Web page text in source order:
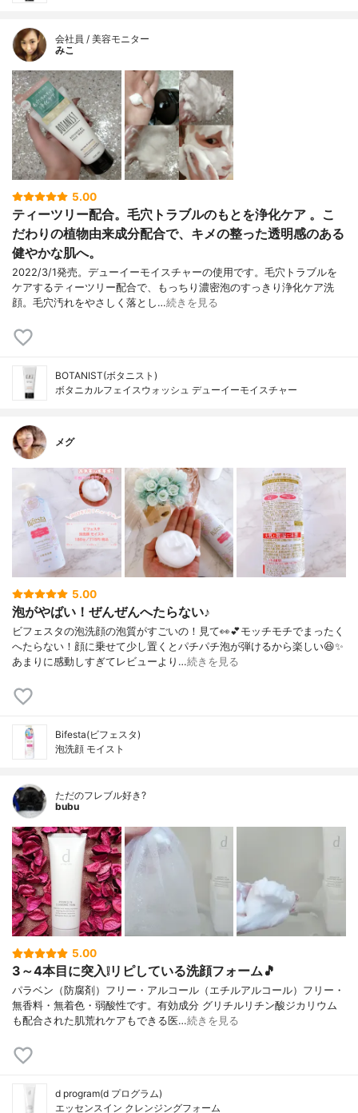
会社員 / 美容モニター
みこ
5.00
ティーツリー配合。毛穴トラブルのもとを浄化ケア 。こ
だわりの植物由来成分配合で、キメの整った透明感のある
健やかな肌へ。
2022/3/1発売。デューイーモイスチャーの使用です。毛穴トラブルを
ケアするティーツリー配合で、もっちり濃密泡のすっきり浄化ケア洗
顔。毛穴汚れをやさしく落とし…続きを見る
BOTANIST(ボタニスト)
ボタニカルフェイスウォッシュ デューイーモイスチャー
メグ
5.00
泡がやばい！ぜんぜんへたらない♪
ビフェスタの泡洗顔の泡質がすごいの！見て👀💕モッチモチでまったく
へたらない！顔に乗せて少し置くとパチパチ泡が弾けるから楽しい😆✨
あまりに感動しすぎてレビューより…続きを見る
Bifesta(ビフェスタ)
泡洗顔 モイスト
ただのフレブル好き?
bubu
5.00
3～4本目に突入❕リピしている洗顔フォーム🎵
パラベン（防腐剤）フリー・アルコール（エチルアルコール）フリー・
無香料・無着色・弱酸性です。有効成分 グリチルリチン酸ジカリウム
も配合された肌荒れケアもできる医…続きを見る
d program(d プログラム)
エッセンスイン クレンジングフォーム